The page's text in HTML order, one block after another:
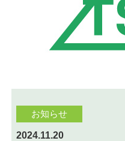
お知らせ
2024.11.20